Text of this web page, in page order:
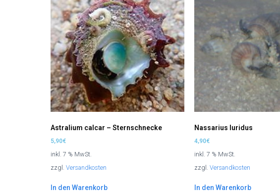
Astralium calcar – Sternschnecke
5,90€
inkl. 7 % MwSt.
zzgl. Versandkosten
In den Warenkorb
Nassarius luridus
4,90€
inkl. 7 % MwSt.
zzgl. Versandkosten
In den Warenkorb